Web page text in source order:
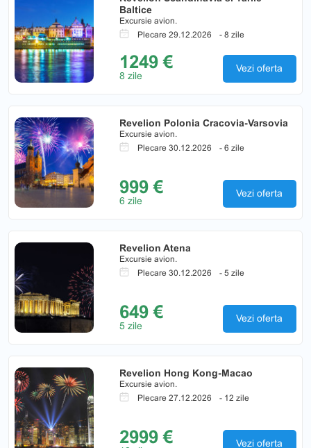
Baltice
Excursie avion.
Plecare 29.12.2026
- 8 zile
1249 €
8 zile
Vezi oferta
Revelion Polonia Cracovia-Varsovia
Excursie avion.
Plecare 30.12.2026
- 6 zile
999 €
6 zile
Vezi oferta
Revelion Atena
Excursie avion.
Plecare 30.12.2026
- 5 zile
649 €
5 zile
Vezi oferta
Revelion Hong Kong-Macao
Excursie avion.
Plecare 27.12.2026
- 12 zile
2999 € Vezi oferta